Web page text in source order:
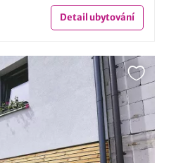
Detailubytování